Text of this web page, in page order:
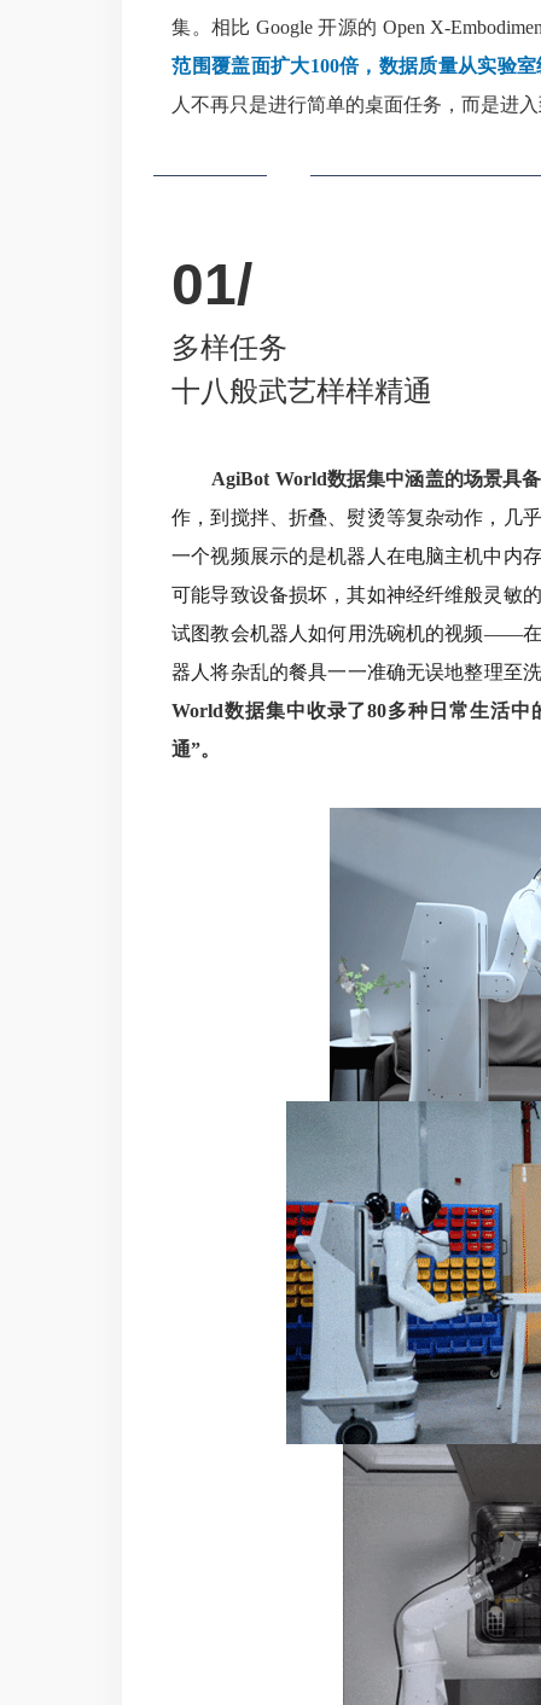
集。相比 Google 开源的 Open X-
范围覆盖面扩大100倍，数据质量从实验
人不再只是进行简单的桌面任务，而是进
01/
多样任务
十八般武艺样样精通
AgiBot World数据集中涵盖的场景具备
作，到搅拌、折叠、熨烫等复杂动作，几
一个视频展示的是机器人在电脑主机中内
可能导致设备损坏，其如神经纤维般灵敏
试图教会机器人如何用洗碗机的视频——
器人将杂乱的餐具一一准确无误地整理至
World数据集中收录了80多种日常生活
通”。